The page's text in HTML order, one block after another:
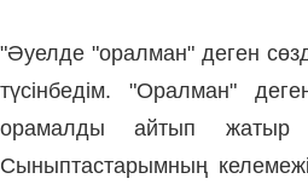
"Әуелде "оралман" деген
түсінбедім. "Оралман"
орамалды айтып
Сыныптастарымның